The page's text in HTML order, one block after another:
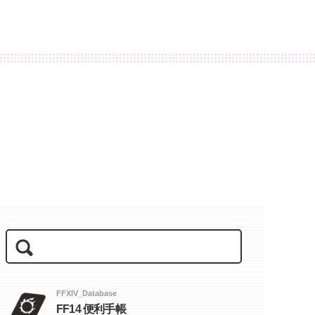
FFXIV_Database
FF14 便利手帳